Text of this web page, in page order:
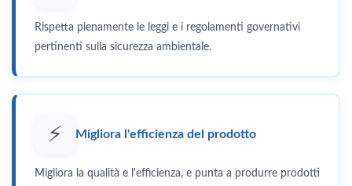
Rispetta pienamente le leggi e i regolamenti governativi
pertinenti sulla sicurezza ambientale.
⚡ Migliora l'efficienza del prodotto
Migliora la qualità e l'efficienza, e punta a produrre prodotti